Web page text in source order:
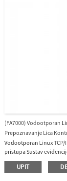
(FA7000) Vodootporan
Prepoznavanje Lica
Vodootporan Linux
pristupa Sustav
dinamičkim
u boji, kapacitetom od
UPIT